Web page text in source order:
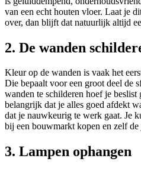
van een echt houten vloer. Laat je
over, dan blijft dat natuurlijk altijd
2. De wanden
Kleur op de wanden is vaak het
Die bepaalt voor een groot deel de
wanden te schilderen hoef je
belangrijk dat je alles goed afdekt
dat je nauwkeurig te werk gaat. Je
bij een bouwmarkt kopen en zelf de
3. Lampen ophangen